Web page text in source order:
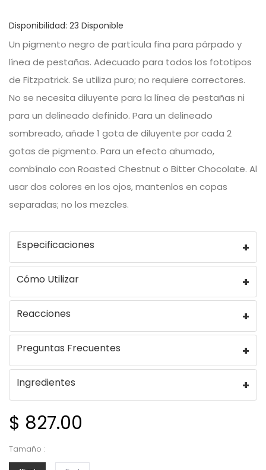
Disponibilidad: 23 Disponible
Un pigmento negro de partícula fina para párpado y
línea de pestañas. Adecuado para todos los fototipos
de Fitzpatrick. Se utiliza puro; no requiere correctores.
No se necesita diluyente para la línea de pestañas ni
para un delineado definido. Para un delineado
sombreado, añade 1 gota de diluyente por cada 2
gotas de pigmento. Para un efecto ahumado,
combínalo con Roasted Chestnut o Bitter Chocolate. Al
usar dos colores en los ojos, mantenlos en copas
separadas; no los mezcles.
Especificaciones
Cómo Utilizar
Reacciones
Preguntas Frecuentes
Ingredientes
$ 827.00
Tamaño :